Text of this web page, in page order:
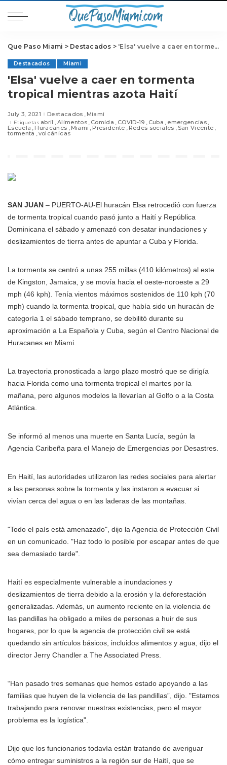
Que Paso Miami > Destacados > 'Elsa' vuelve a caer en tormenta tropical mientras azota Haití
Destacados Miami
'Elsa' vuelve a caer en tormenta
tropical mientras azota Haití
July 3, 2021 Destacados Miami
Etiquetas abril Alimentos Comida COVID-19 Cuba emergencias
Escuela Huracanes Miami Presidente Redes sociales San Vicente
tormenta volcánicas
SAN JUAN – PUERTO-AU-El huracán Elsa retrocedió con fuerza
de tormenta tropical cuando pasó junto a Haití y República
Dominicana el sábado y amenazó con desatar inundaciones y
deslizamientos de tierra antes de apuntar a Cuba y Florida.
La tormenta se centró a unas 255 millas (410 kilómetros) al este
de Kingston, Jamaica, y se movía hacia el oeste-noroeste a 29
mph (46 kph). Tenía vientos máximos sostenidos de 110 kph (70
mph) cuando la tormenta tropical, que había sido un huracán de
categoría 1 el sábado temprano, se debilitó durante su
aproximación a La Española y Cuba, según el Centro Nacional de
Huracanes en Miami.
La trayectoria pronosticada a largo plazo mostró que se dirigía
hacia Florida como una tormenta tropical el martes por la
mañana, pero algunos modelos la llevarían al Golfo o a la Costa
Atlántica.
Se informó al menos una muerte en Santa Lucía, según la
Agencia Caribeña para el Manejo de Emergencias por Desastres.
En Haití, las autoridades utilizaron las redes sociales para alertar
a las personas sobre la tormenta y las instaron a evacuar si
vivían cerca del agua o en las laderas de las montañas.
"Todo el país está amenazado", dijo la Agencia de Protección Civil
en un comunicado. "Haz todo lo posible por escapar antes de que
sea demasiado tarde".
Haití es especialmente vulnerable a inundaciones y
deslizamientos de tierra debido a la erosión y la deforestación
generalizadas. Además, un aumento reciente en la violencia de
las pandillas ha obligado a miles de personas a huir de sus
hogares, por lo que la agencia de protección civil se está
quedando sin artículos básicos, incluidos alimentos y agua, dijo el
director Jerry Chandler a The Associated Press.
“Han pasado tres semanas que hemos estado apoyando a las
familias que huyen de la violencia de las pandillas”, dijo. "Estamos
trabajando para renovar nuestras existencias, pero el mayor
problema es la logística".
Dijo que los funcionarios todavía están tratando de averiguar
cómo entregar suministros a la región sur de Haití, que se